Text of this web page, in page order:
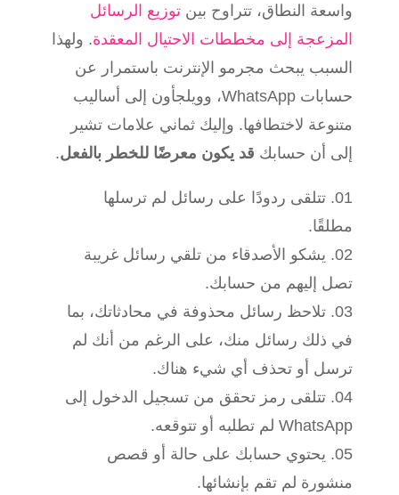
واسعة النطاق، تتراوح بين توزيع الرسائل
المزعجة إلى مخططات الاحتيال المعقدة. ولهذا
السبب يبحث مجرمو الإنترنت باستمرار عن
حسابات WhatsApp، وويلجأون إلى أساليب
متنوعة لاختطافها. وإليك ثماني علامات تشير
إلى أن حسابك قد يكون معرضًا للخطر بالفعل.
تتلقى ردودًا على رسائل لم ترسلها
مطلقًا.
يشكو الأصدقاء من تلقي رسائل غريبة
تصل إليهم من حسابك.
تلاحظ رسائل محذوفة في محادثاتك، بما
في ذلك رسائل منك، على الرغم من أنك لم
ترسل أو تحذف أي شيء هناك.
تتلقى رمز تحقق من تسجيل الدخول إلى
WhatsApp لم تطلبه أو تتوقعه.
يحتوي حسابك على حالة أو قصص
منشورة لم تقم بإنشائها.